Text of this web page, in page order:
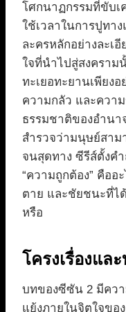
โศกนาฏกรรมที่ขับ
ใช้เวลาในการปูทา
ละครหลักอย่างละเ
ใจที่นำไปสู่สงคราม
ทะเยอทะยานเพียง
ความกลัว และควา
ธรรมชาติของอำน
สำรวจว่ามนุษย์สาม
จนสุดทาง ซีรีส์ตั้งค
“ความถูกต้อง” คืออ
ตาย และชัยชนะที่ไ
หรือ
โครงเรื่องแล
บทของซีซัน 2 มีคว
แย้งภายในจิตใจขอ